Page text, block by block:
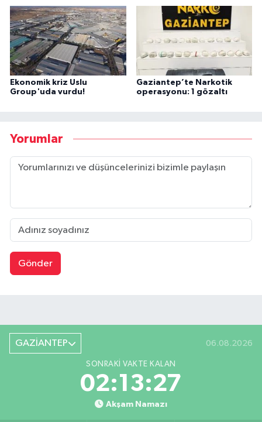
Ekonomik kriz Uslu
Group'uda vurdu!
Gaziantep’te Narkotik
operasyonu: 1 gözaltı
Yorumlar
Gönder
GAZİANTEP 06.08.2026
SONRAKI VAKTE KALAN
02:13:27
Akşam Namazı